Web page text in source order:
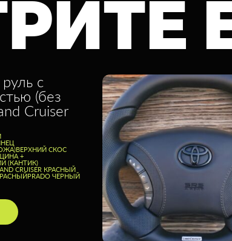
с
(без
Cruiser
ВЕРХНИЙ СКОС
+
(КАНТИК)
CRUISER КРАСНЫЙ
PRADO ЧЕРНЫЙ